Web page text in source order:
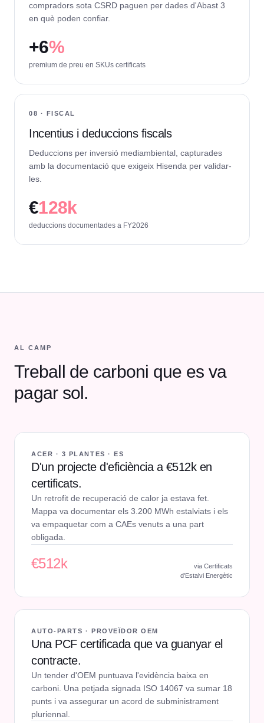
compradors sota CSRD paguen per dades d'Abast 3
en què poden confiar.
+6%
premium de preu en SKUs certificats
08 · FISCAL
Incentius i deduccions fiscals
Deduccions per inversió mediambiental, capturades
amb la documentació que exigeix Hisenda per validar-
les.
€128k
deduccions documentades a FY2026
AL CAMP
Treball de carboni que es va
pagar sol.
ACER · 3 PLANTES · ES
D'un projecte d'eficiència a €512k en
certificats.
Un retrofit de recuperació de calor ja estava fet.
Mappa va documentar els 3.200 MWh estalviats i els
va empaquetar com a CAEs venuts a una part
obligada.
€512k
via Certificats
d'Estalvi Energètic
AUTO-PARTS · PROVEÏDOR OEM
Una PCF certificada que va guanyar el
contracte.
Un tender d'OEM puntuava l'evidència baixa en
carboni. Una petjada signada ISO 14067 va sumar 18
punts i va assegurar un acord de subministrament
pluriennal.